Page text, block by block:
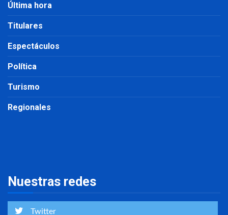
Última hora
Titulares
Espectáculos
Política
Turismo
Regionales
Nuestras redes
Twitter